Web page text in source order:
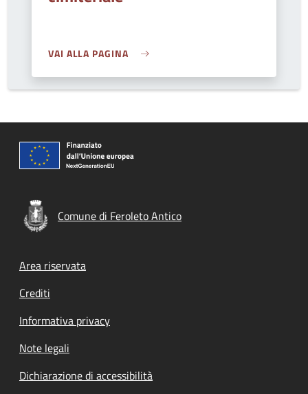
VAI ALLA PAGINA
Comune di Feroleto Antico
Footer menu
Area riservata
Crediti
Informativa privacy
Note legali
Dichiarazione di accessibilità